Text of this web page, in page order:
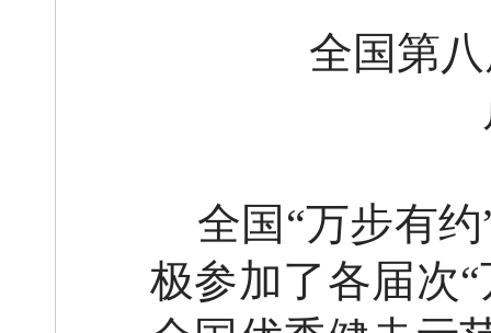
全国第八
全国 “万步有
极参加了各届次